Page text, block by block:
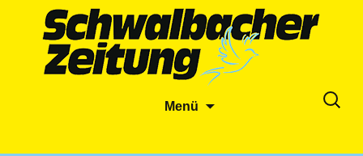
Menü
Suche